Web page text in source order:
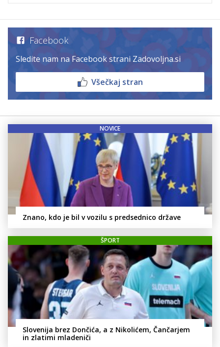
Facebook
Sledite nam na Facebook strani Zadovoljna.si
Všečkaj stran
NOVICE
Znano, kdo je bil v vozilu s predsednico države
ŠPORT
Slovenija brez Dončića, a z Nikolićem, Čančarjem
in zlatimi mladeniči